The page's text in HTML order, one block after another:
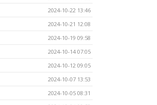
2024-10-22 13:46
2024-10-21 12:08
2024-10-19 09:58
2024-10-14 07:05
2024-10-12 09:05
2024-10-07 13:53
2024-10-05 08:31